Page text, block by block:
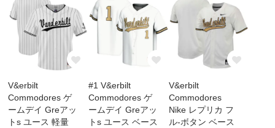
V&erbilt
Commodores ゲ
ームデイ Greアッ
トs ユース 軽量
#1 V&erbilt
Commodores ゲ
ームデイ Greアッ
トs ユース ベース
V&erbilt
Commodores
Nike レプリカ フ
ル-ボタン ベース